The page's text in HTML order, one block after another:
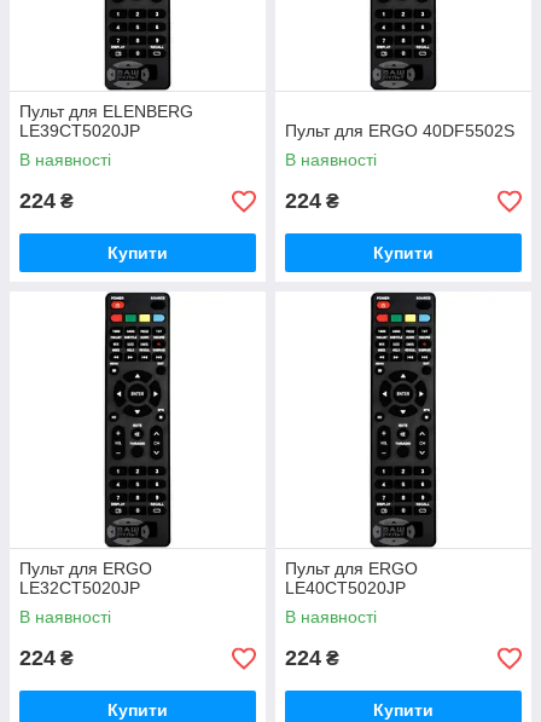
Пульт для ELENBERG
LE39CT5020JP
В наявності
224 ₴
Купити
Пульт для ERGO 40DF5502S
В наявності
224 ₴
Купити
Пульт для ERGO
LE32CT5020JP
В наявності
224 ₴
Купити
Пульт для ERGO
LE40CT5020JP
В наявності
224 ₴
Купити